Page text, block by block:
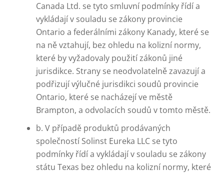
Canada Ltd. se tyto smluvní podmínky řídí a
vykládají v souladu se zákony provincie
Ontario a federálními zákony Kanady, které se
na ně vztahují, bez ohledu na kolizní normy,
které by vyžadovaly použití zákonů jiné
jurisdikce. Strany se neodvolatelně zavazují a
podřizují výlučné jurisdikci soudů provincie
Ontario, které se nacházejí ve městě
Brampton, a odvolacích soudů v tomto městě.
b. V případě produktů prodávaných
společností Solinst Eureka LLC se tyto
podmínky řídí a vykládají v souladu se zákony
státu Texas bez ohledu na kolizní normy, které